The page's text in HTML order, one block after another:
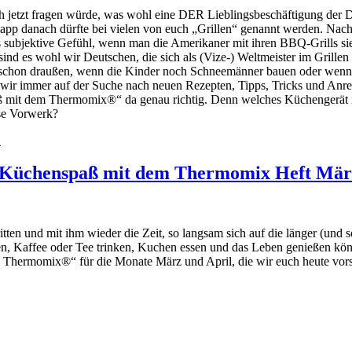
jetzt fragen würde, was wohl eine DER Lieblingsbeschäftigung der
danach dürfte bei vielen von euch „Grillen“ genannt werden.
subjektive Gefühl, wenn man die Amerikaner mit ihren BBQ-Grills
es wohl wir Deutschen, die sich als (Vize-) Weltmeister im
draußen, wenn die Kinder noch Schneemänner bauen oder
immer auf der Suche nach neuen Rezepten, Tipps, Tricks und
mit dem Thermomix®“ da genau richtig. Denn welches
Vorwerk?
mit dem Thermomix Heft
und mit ihm wieder die Zeit, so langsam sich auf die länger (und
Kaffee oder Tee trinken, Kuchen essen und das Leben genießen
für die Monate März und April, die wir euch heute